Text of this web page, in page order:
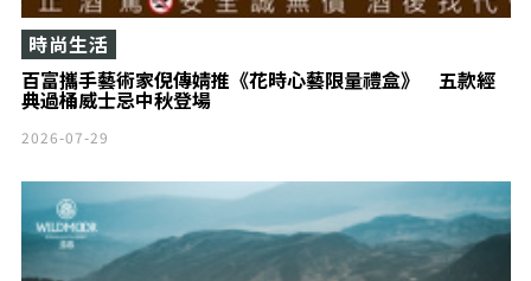
百富攜手藝術家倪傳婧推《花時心藝限量禮盒》 五款經
典過桶威士忌中秋登場
時尚生活
2026-07-29